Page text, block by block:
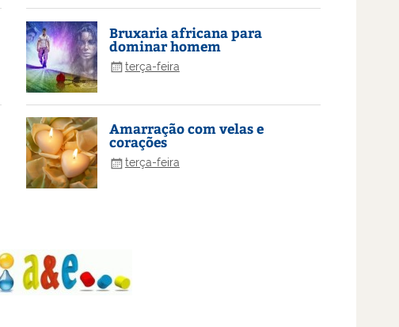
Bruxaria africana para
dominar homem
terça-feira
Amarração com velas e
corações
terça-feira